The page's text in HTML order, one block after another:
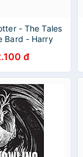
- The Tales
Bard - Harry
Rong
đ